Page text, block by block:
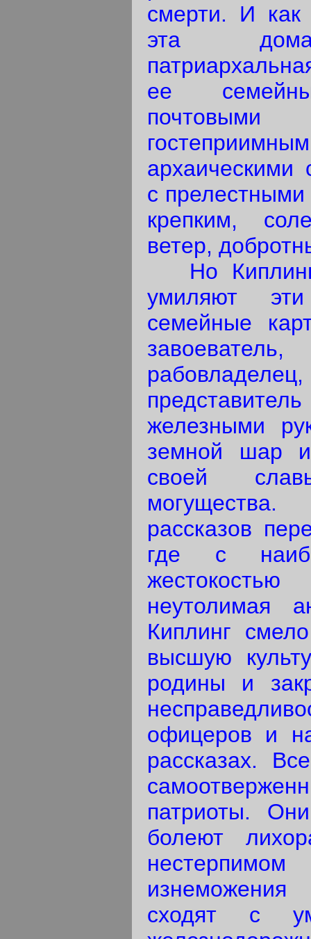
смерти. И
эта
ее
архаическими
с
крепким,
ветер,
Но
умиляют
семейные
железными
земной шар
своей
рассказов
где с
неутолимая
Киплинг
высшую
родины и
офицеров и
рассказах.
патриоты.
болеют
сходят с